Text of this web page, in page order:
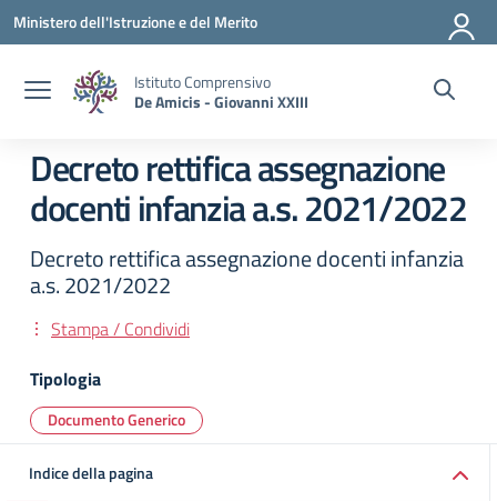
Vai ai contenuti
Vai al menu di navigazione
Vai al footer
Ministero dell'Istruzione e del Merito
Istituto Comprensivo
De Amicis - Giovanni XXIII
Decreto rettifica assegnazione
docenti infanzia a.s. 2021/2022
Decreto rettifica assegnazione docenti infanzia
a.s. 2021/2022
Stampa / Condividi
Tipologia
Documento Generico
Indice della pagina